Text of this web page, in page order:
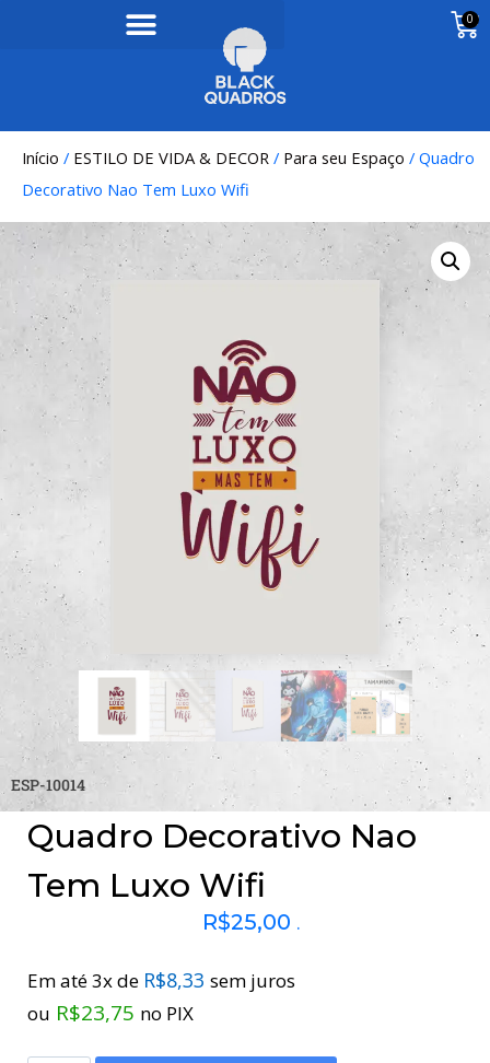
0
Início / ESTILO DE VIDA & DECOR / Para seu Espaço / Quadro
Decorativo Nao Tem Luxo Wifi
ESP-10014
Quadro Decorativo Nao
Tem Luxo Wifi
R$25,00 .
Em até 3x de R$8,33 sem juros
ou R$23,75 no PIX